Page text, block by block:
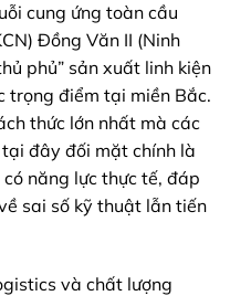
cung ứng toàn cầu
Đồng Văn II (Ninh
phủ” sản xuất linh kiện
trọng điểm tại miền Bắc.
thức lớn nhất mà các
đây đối mặt chính là
năng lực thực tế, đáp
sai số kỹ thuật lẫn tiến
và chất lượng